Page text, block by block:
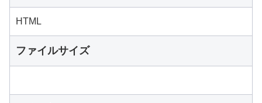
HTML
ファイルサイズ